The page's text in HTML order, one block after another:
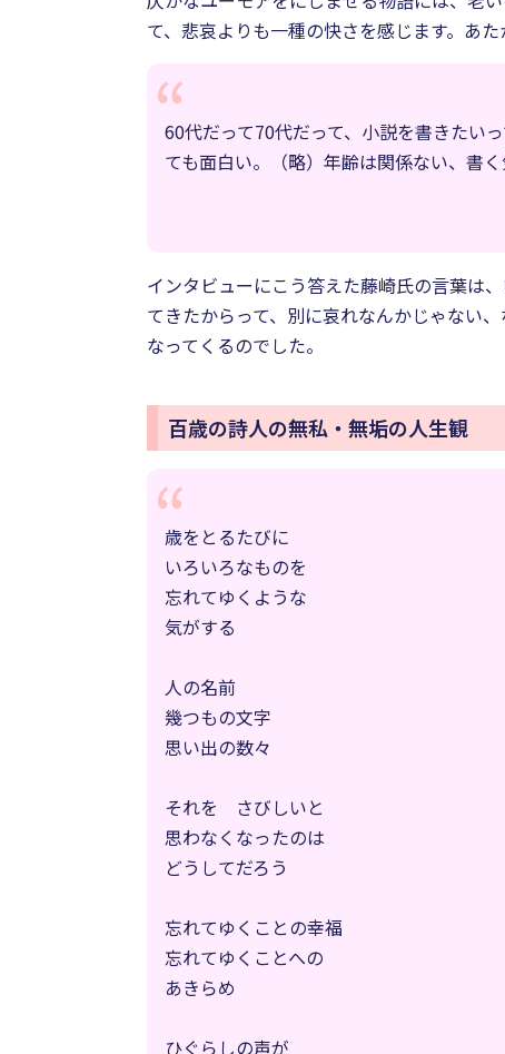
て、悲哀よりも一種の快さを感じます。あ
60代だって70代だって、小説を書きたい
ても面白い。（略）年齢は関係ない、書く
インタビューにこう答えた藤崎氏の言葉は
てきたからって、別に哀れなんかじゃない
なってくるのでした。
百歳の詩人の無私・無垢の人生観
歳をとるたびに
いろいろなものを
忘れてゆくような
気がする
人の名前
幾つもの文字
思い出の数々
それを さびしいと
思わなくなったのは
どうしてだろう
忘れてゆくことの幸福
忘れてゆくことへの
あきらめ
ひぐらしの声が